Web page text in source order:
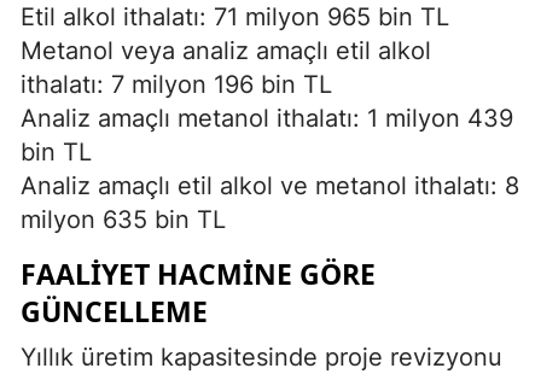
Etil alkol ithalatı: 71 milyon 965 bin TL
Metanol veya analiz amaçlı etil alkol
ithalatı: 7 milyon 196 bin TL
Analiz amaçlı metanol ithalatı: 1 milyon 439
bin TL
Analiz amaçlı etil alkol ve metanol ithalatı: 8
milyon 635 bin TL
FAALIYET HACMINE GÖRE
GÜNCELLEME
Yıllık üretim kapasitesinde proje revizyonu